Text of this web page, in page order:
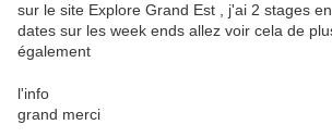
sur le site Explore Grand Est , j'ai 2 stages
dates sur les week ends allez voir cela de
également
l'info
grand merci